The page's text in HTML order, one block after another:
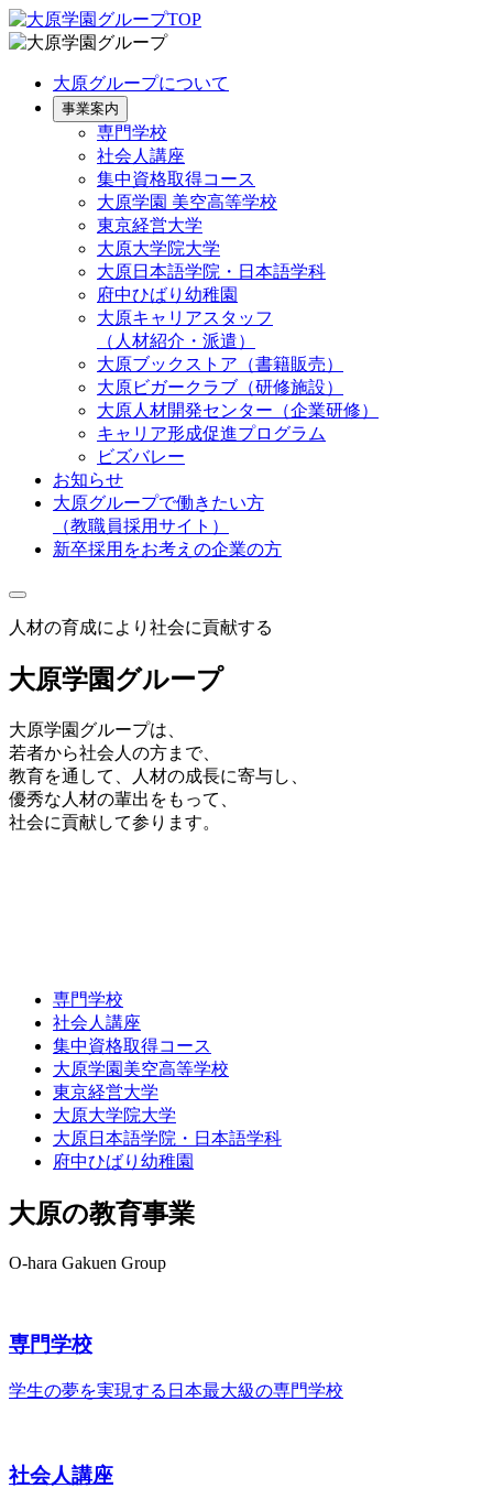
大原グループについて
事業案内
専門学校
社会人講座
集中資格取得コース
大原学園 美空高等学校
東京経営大学
大原大学院大学
大原日本語学院・日本語学科
府中ひばり幼稚園
大原キャリアスタッフ
（人材紹介・派遣）
大原ブックストア（書籍販売）
大原ビガークラブ（研修施設）
大原人材開発センター（企業研修）
キャリア形成促進プログラム
ビズバレー
お知らせ
大原グループで働きたい方
（教職員採用サイト）
新卒採用をお考えの企業の方
人材の育成により社会に貢献する
大原学園グループ
大原学園グループは、
若者から社会人の方まで、
教育を通して、人材の成長に寄与し、
優秀な人材の輩出をもって、
社会に貢献して参ります。
専門学校
社会人講座
集中資格取得コース
大原学園 美空高等学校
東京経営大学
大原大学院大学
大原日本語学院・ 日本語学科
府中ひばり 幼稚園
大原の教育事業
O-hara Gakuen Group
専門学校
学生の夢を実現する 日本最大級の専門学校
社会人講座